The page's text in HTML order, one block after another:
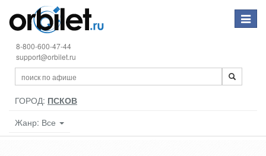
Toggle
8-800-600-47-44
support@orbilet.ru
ГОРОД: ПСКОВ
Жанр: Все